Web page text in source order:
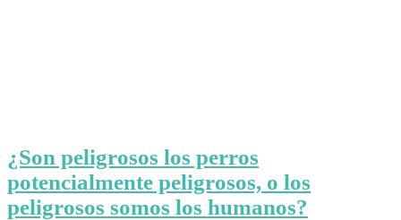
¿Son peligrosos los perros
potencialmente peligrosos, o los
peligrosos somos los humanos?